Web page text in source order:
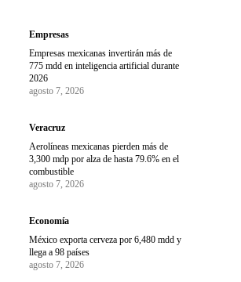
Empresas
Empresas mexicanas invertirán más de
775 mdd en inteligencia artificial durante
2026
agosto 7, 2026
Veracruz
Aerolíneas mexicanas pierden más de
3,300 mdp por alza de hasta 79.6% en el
combustible
agosto 7, 2026
Economía
México exporta cerveza por 6,480 mdd y
llega a 98 países
agosto 7, 2026